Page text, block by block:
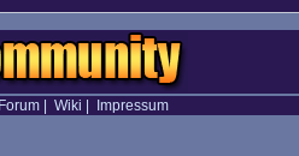
Forum| Wiki Impressum